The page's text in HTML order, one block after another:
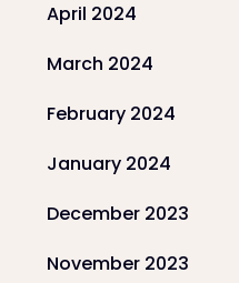
April 2024
March 2024
February 2024
January 2024
December 2023
November 2023